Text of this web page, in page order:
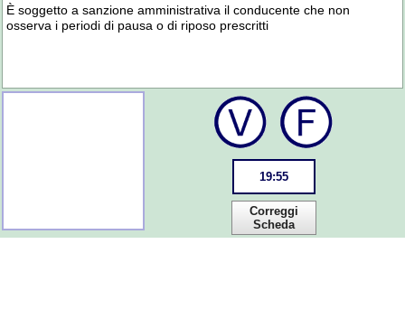
È soggetto a sanzione amministrativa il conducente che non
osserva i periodi di pausa o di riposo prescritti
19:55
Correggi
Scheda